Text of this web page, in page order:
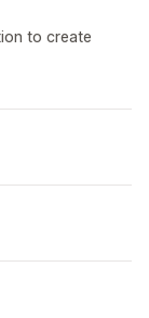
to create